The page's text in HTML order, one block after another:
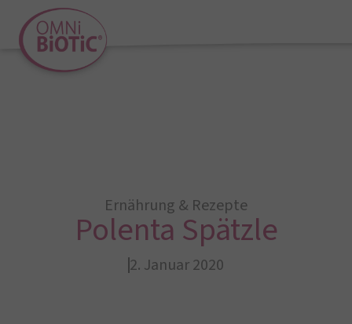
Ernährung & Rezepte
Polenta Spätzle
2. Januar 2020